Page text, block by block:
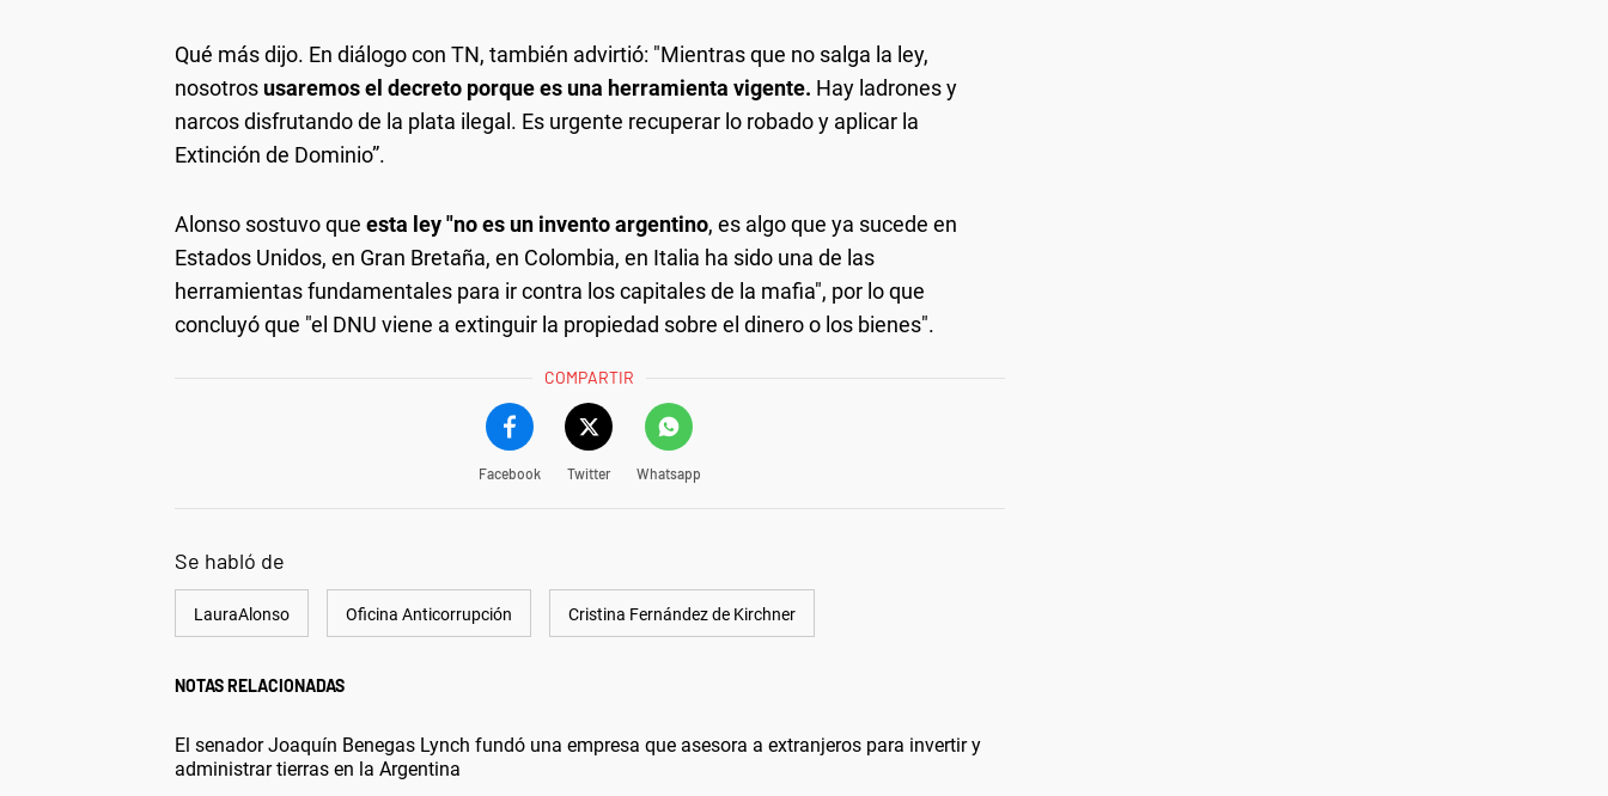
Qué más dijo. En diálogo con TN, también advirtió: "Mientras que no salga la ley,
nosotros usaremos el decreto porque es una herramienta vigente. Hay ladrones y
narcos disfrutando de la plata ilegal. Es urgente recuperar lo robado y aplicar la
Extinción de Dominio”.
Alonso sostuvo que esta ley "no es un invento argentino, es algo que ya sucede en
Estados Unidos, en Gran Bretaña, en Colombia, en Italia ha sido una de las
herramientas fundamentales para ir contra los capitales de la mafia", por lo que
concluyó que "el DNU viene a extinguir la propiedad sobre el dinero o los bienes".
COMPARTIR
Facebook Twitter Whatsapp
Se habló de
LauraAlonso Oficina Anticorrupción Cristina Fernández de Kirchner
NOTAS RELACIONADAS
El senador Joaquín Benegas Lynch fundó una empresa que asesora a extranjeros para invertir y
administrar tierras en la Argentina